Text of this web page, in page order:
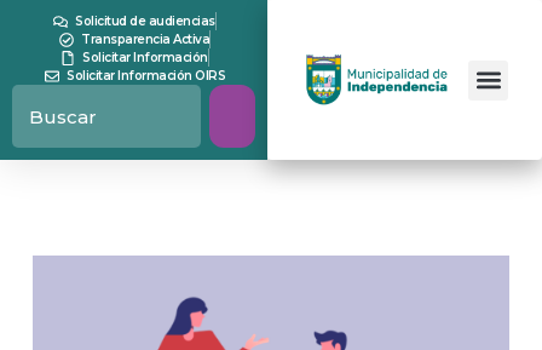
Solicitud de audiencias
Transparencia Activa
Solicitar Información
Solicitar Información OIRS